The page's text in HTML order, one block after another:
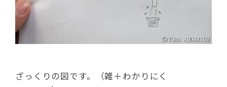
ざっくりの図です。（雑＋わかりにく